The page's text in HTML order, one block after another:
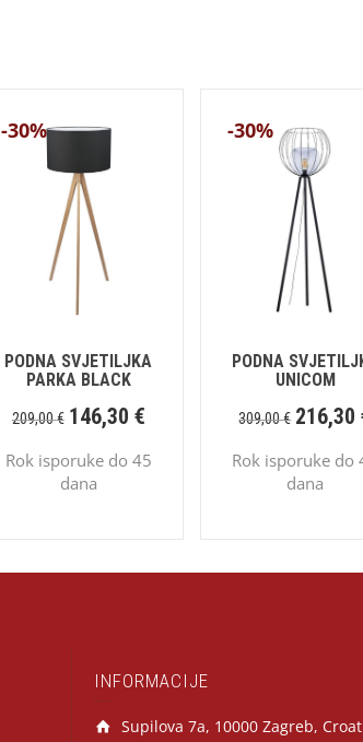
-30%
PODNA SVJETILJKA
PARKA BLACK
209,00€ 146,30 €
Rok isporuke do 45
dana
-30%
PODNA
UNICOM
309,00€ 216,30
Rok isporuke do
dana
INFORMACIJE
Supilova 7a, 10000 Zagreb,